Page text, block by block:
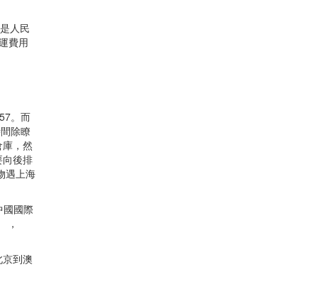
人民
費用
。而
除瞭
，然
後排
遇上海
國際
，
到澳